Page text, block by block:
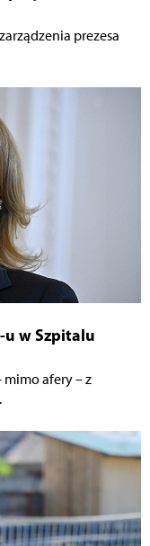
prezesa
u w Szpitalu
mimo afery – z